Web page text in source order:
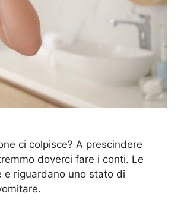
ci colpisce? A prescindere
doverci fare i conti. Le
e riguardano uno stato di